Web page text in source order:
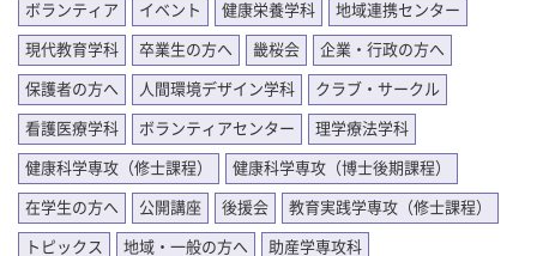
ボランティア イベント 健康栄養学科 地域連携センター
現代教育学科 卒業生の方へ 畿桜会 企業・行政の方へ
保護者の方へ 人間環境デザイン学科 クラブ・サークル
看護医療学科 ボランティアセンター 理学療法学科
健康科学専攻（修士課程） 健康科学専攻（博士後期課程）
在学生の方へ 公開講座 後援会 教育実践学専攻（修士課程）
トピックス 地域・一般の方へ 助産学専攻科